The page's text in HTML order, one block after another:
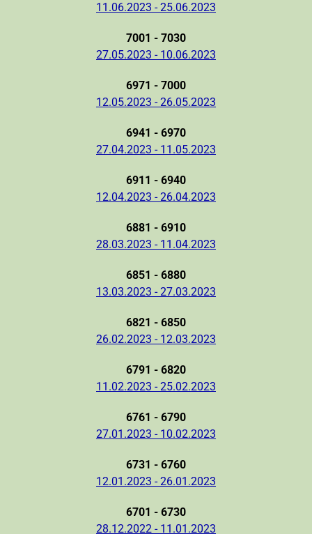
11.06.2023 - 25.06.2023
7001 - 7030
27.05.2023 - 10.06.2023
6971 - 7000
12.05.2023 - 26.05.2023
6941 - 6970
27.04.2023 - 11.05.2023
6911 - 6940
12.04.2023 - 26.04.2023
6881 - 6910
28.03.2023 - 11.04.2023
6851 - 6880
13.03.2023 - 27.03.2023
6821 - 6850
26.02.2023 - 12.03.2023
6791 - 6820
11.02.2023 - 25.02.2023
6761 - 6790
27.01.2023 - 10.02.2023
6731 - 6760
12.01.2023 - 26.01.2023
6701 - 6730
28.12.2022 - 11.01.2023